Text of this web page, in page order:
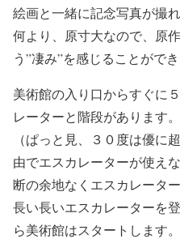
絵画と一緒に記念写真が撮れ
何より、原寸大なので、原
う”凄み”を感じることができ
美術館の入り口からすぐに
レーターと階段があります。
（ぱっと見、３０度は優に
由でエスカレーターが使え
断の余地なくエスカレータ
長い長いエスカレーターを
ら美術館はスタートします。